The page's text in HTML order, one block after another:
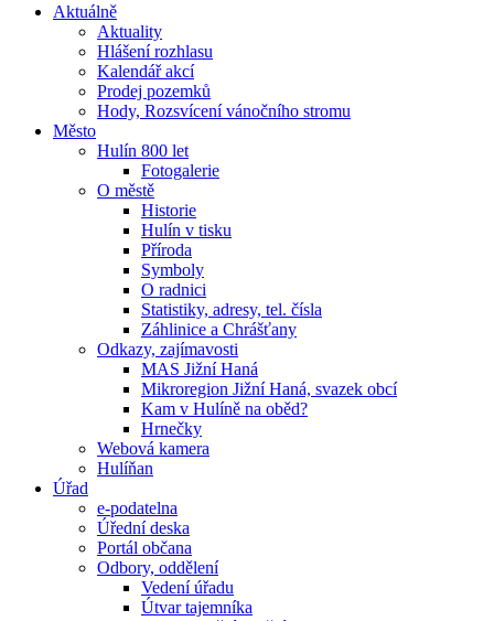
Aktuálně
Aktuality
Hlášení rozhlasu
Kalendář akcí
Prodej pozemků
Hody, Rozsvícení vánočního stromu
Město
Hulín 800 let
Fotogalerie
O městě
Historie
Hulín v tisku
Příroda
Symboly
O radnici
Statistiky, adresy, tel. čísla
Záhlinice a Chrášťany
Odkazy, zajímavosti
MAS Jižní Haná
Mikroregion Jižní Haná, svazek obcí
Kam v Hulíně na oběd?
Hrnečky
Webová kamera
Hulíňan
Úřad
e-podatelna
Úřední deska
Portál občana
Odbory, oddělení
Vedení úřadu
Útvar tajemníka